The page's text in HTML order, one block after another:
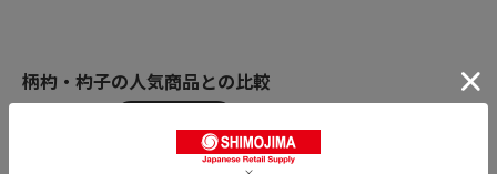
柄杓・杓子の人気商品との比較